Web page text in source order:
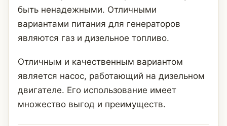
быть ненадежными. Отличными
вариантами питания для генераторов
являются газ и дизельное топливо.
Отличным и качественным вариантом
является насос, работающий на дизельном
двигателе. Его использование имеет
множество выгод и преимуществ.